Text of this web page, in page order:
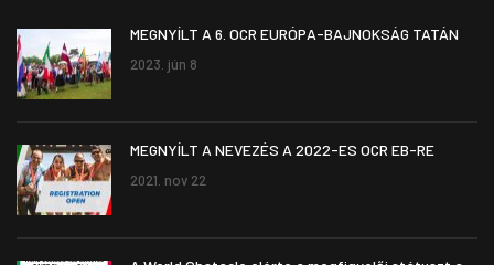
MEGNYÍLT A 6. OCR EURÓPA-BAJNOKSÁG TATÁN
2023. jún 8
MEGNYÍLT A NEVEZÉS A 2022-ES OCR EB-RE
2021. nov 22